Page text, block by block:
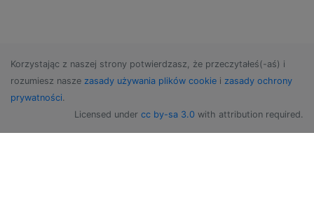
Korzystając z naszej strony potwierdzasz, że przeczytałeś(-aś) i
rozumiesz nasze zasady używania plików cookie i zasady ochrony
prywatności.
Licensed under cc by-sa 3.0 with attribution required.